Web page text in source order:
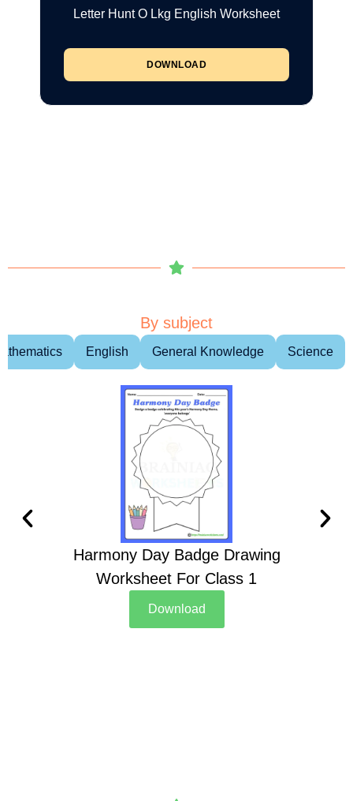
Letter Hunt O Lkg English Worksheet
DOWNLOAD
By subject
English General Knowledge Science
Harmony Day Badge Drawing
Worksheet For Class 1
Download